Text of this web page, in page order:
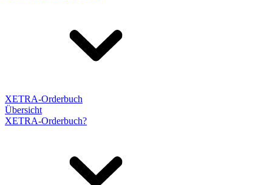
XETRA-Orderbuch
Übersicht
XETRA-Orderbuch?